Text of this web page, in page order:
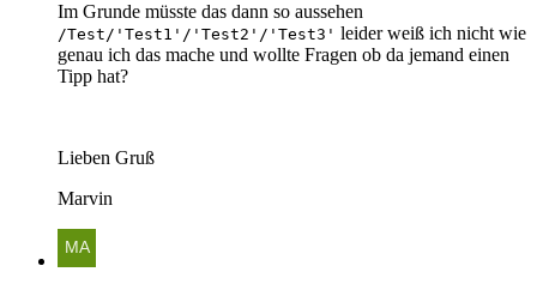
Im Grunde müsste das dann so aussehen
/Test/'Test1'/'Test2'/'Test3' leider weiß ich nicht wie
genau ich das mache und wollte Fragen ob da jemand einen
Tipp hat?
Lieben Gruß
Marvin